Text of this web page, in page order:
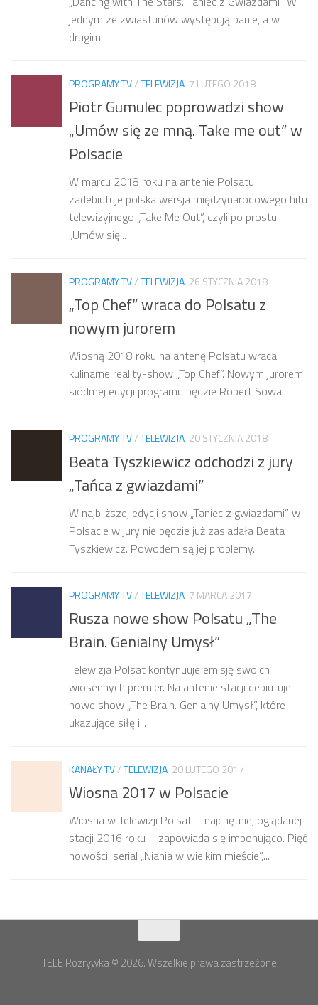
jednym ze zwiastunów występują panie, a w
drugim...
PROGRAMY TV/TELEWIZJA 7 LUTEGO 2018
Piotr Gumulec poprowadzi show
„Umów się ze mną. Take me out” w
Polsacie
W marcu 2018 roku na antenie Polsatu
zadebiutuje polska wersja międzynarodowego hitu
telewizyjnego „Take Me Out”, czyli po prostu
„Umów się...
PROGRAMY TV/TELEWIZJA 26 STYCZNIA 2018
„Top Chef” wraca do Polsatu z
nowym jurorem
Wiosną 2018 roku na antenę Polsatu wraca
kulinarne reality-show „Top Chef”. Nowym jurorem
siódmej edycji programu będzie Robert Sowa.
PROGRAMY TV/TELEWIZJA 20 STYCZNIA 2018
Beata Tyszkiewicz odchodzi z jury
„Tańca z gwiazdami”
W najbliższej edycji show „Taniec z gwiazdami” w
Polsacie w jury nie będzie już zasiadała Beata
Tyszkiewicz. Powodem są jej problemy...
PROGRAMY TV/TELEWIZJA 7 MARCA 2017
Rusza nowe show Polsatu „The
Brain. Genialny Umysł”
Telewizja Polsat kontynuuje emisję swoich
wiosennych premier. Na antenie stacji debiutuje
nowe show „The Brain. Genialny Umysł”, które
ukazujące siłę i...
KANAŁY TV/TELEWIZJA 20 LUTEGO 2017
Wiosna 2017 w Polsacie
Wiosna w Telewizji Polsat – najchętniej oglądanej
stacji 2016 roku – zapowiada się imponująco. Pięć
nowości: serial „Niania w wielkim mieście”,...
TELE Rozrywka © 2026. Wszelkie prawa zastrzeżone